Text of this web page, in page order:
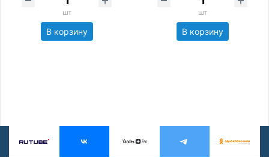
шт
В корзину
шт
В корзину